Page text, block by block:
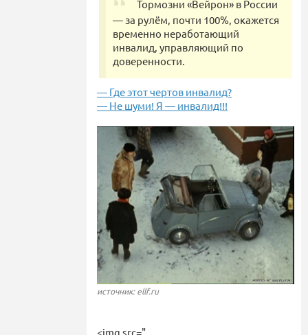
Тормозни «Вейрон» в России
— за рулём, почти 100%, окажется
временно неработающий
инвалид, управляющий по
доверенности.
— Где этот чертов инвалид?
— Не шуми! Я — инвалид!!!
источник: ellf.ru
<img src="